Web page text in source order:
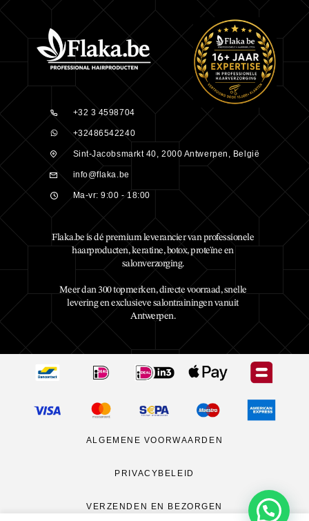
+32 3 4598704
+32486542240
Sint-Jacobsmarkt 40, 2000 Antwerpen, België
info@flaka.be
Ma-vr: 9:00 - 18:00
Flaka.be is dé premium leverancier van professionele
haarproducten, keratine, botox, proteïne en
salonverzorging.
Meer dan 300 topmerken, directe voorraad, snelle
levering en exclusieve salontrainingen vanuit
Antwerpen.
ALGEMENE VOORWAARDEN
PRIVACYBELEID
VERZENDEN EN BEZORGEN